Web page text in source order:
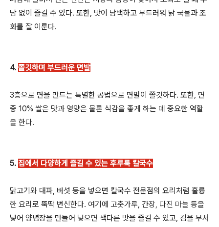
담 없이 즐길 수 있다. 또한, 맛이 담백하고 부드러워 닭 국물과 조
화를 잘 이룬다.
4. 쫄깃하며 부드러운 면발
3층으로 면을 만드는 특별한 공법으로 면발이 쫄깃하다. 또한, 면
중 10% 쌀은 맛과 영양은 물론 식감을 좋게 하는 데 중요한 역할
을 한다.
5. 집에서 다양하게 즐길 수 있는 후루룩 칼국수
닭고기와 대파, 버섯 등을 넣으면 칼국수 전문점의 요리처럼 훌륭
한 요리로 뚝딱 변신한다. 여기에 고춧가루, 간장, 다진 마늘 등을
넣어 양념장을 만들어 넣으면 색다른 맛을 즐길 수 있고, 김을 부셔